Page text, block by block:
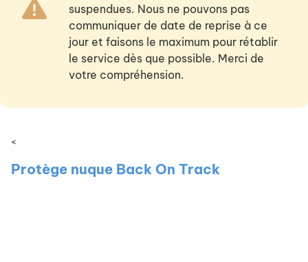
suspendues. Nous ne pouvons pas
communiquer de date de reprise à ce
jour et faisons le maximum pour rétablir
le service dès que possible. Merci de
votre compréhension.
<
Protège nuque Back On Track